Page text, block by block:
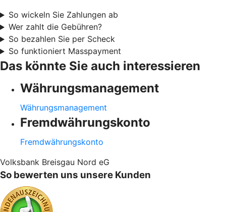
So wickeln Sie Zahlungen ab
Wer zahlt die Gebühren?
So bezahlen Sie per Scheck
So funktioniert Masspayment
Das könnte Sie auch interessieren
Währungsmanagement
Währungsmanagement
Fremdwährungskonto
Fremdwährungskonto
Volksbank Breisgau Nord eG
So bewerten uns unsere Kunden